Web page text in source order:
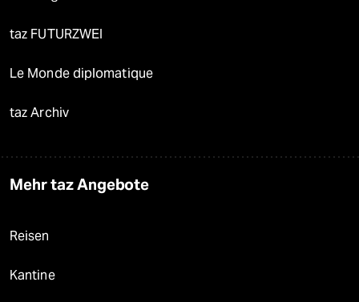
taz FUTURZWEI
Le Monde diplomatique
taz Archiv
Mehr taz Angebote
Reisen
Kantine